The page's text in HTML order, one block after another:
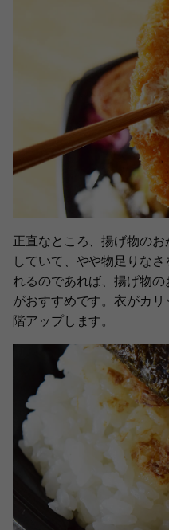
正直なところ、揚げ物の
していて、やや物足りな
れるのであれば、揚げ物
がおすすめです。衣がカ
階アップします。